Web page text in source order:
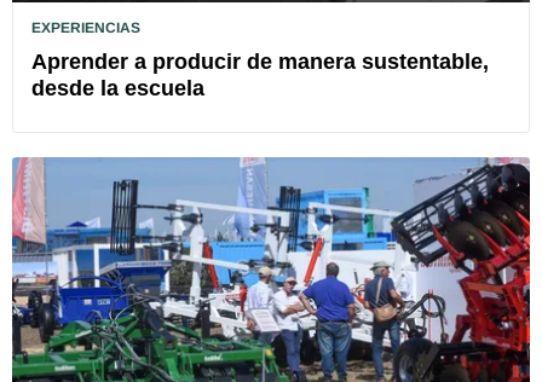
EXPERIENCIAS
Aprender a producir de manera sustentable,
desde la escuela